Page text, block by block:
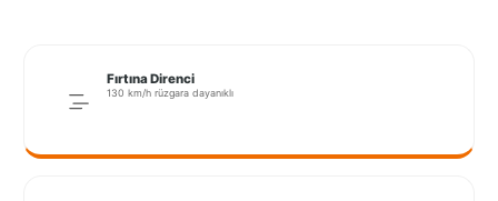
Fırtına Direnci
130 km/h rüzgara dayanıklı
Kırklareli